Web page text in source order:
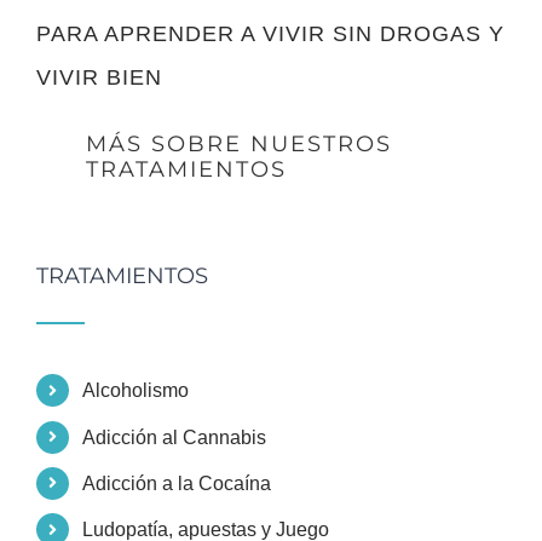
PARA APRENDER A VIVIR SIN DROGAS Y
VIVIR BIEN
MÁS SOBRE NUESTROS
TRATAMIENTOS
TRATAMIENTOS
Alcoholismo
Adicción al Cannabis
Adicción a la Cocaína
Ludopatía, apuestas y Juego